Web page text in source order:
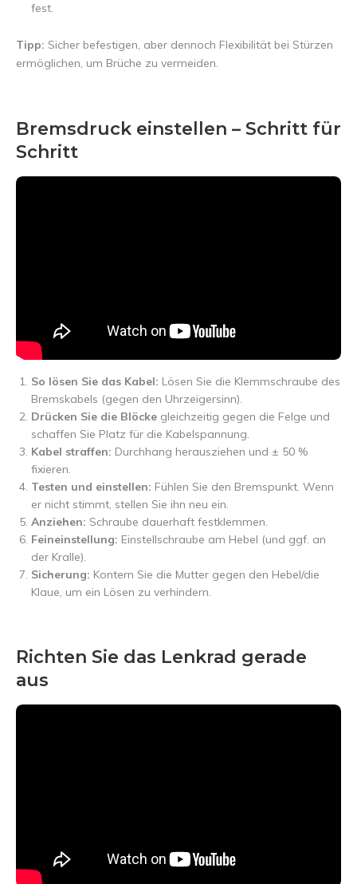
fest.
Tipp: Sicher befestigen, aber dennoch Flexibilität bei Stürzen
ermöglichen, um Brüche zu vermeiden.
Bremsdruck einstellen – Schritt für
Schritt
So lösen Sie das Kabel: Lösen Sie die Klemmschraube des
Bremskabels (gegen den Uhrzeigersinn).
Drücken Sie die Blöcke gleichzeitig gegen die Felge und
schaffen Sie Platz für die Kabelspannung.
Kabel straffen: Durchhang herausziehen und ± 50 %
fixieren.
Testen und einstellen: Fühlen Sie den Bremspunkt. Wenn
er nicht stimmt, stellen Sie ihn neu ein.
Anziehen: Schraube dauerhaft festklemmen.
Feineinstellung: Einstellschraube am Hebel (und ggf. an
der Kralle).
Sicherung: Kontern Sie die Mutter gegen den Hebel/die
Klaue, um ein Lösen zu verhindern.
Richten Sie das Lenkrad gerade
aus